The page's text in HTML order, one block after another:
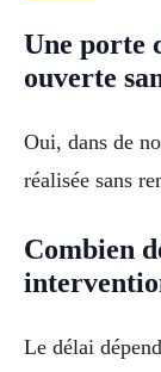
Une porte
ouverte
Oui, dans de
réalisée sans
Combien
Le délai